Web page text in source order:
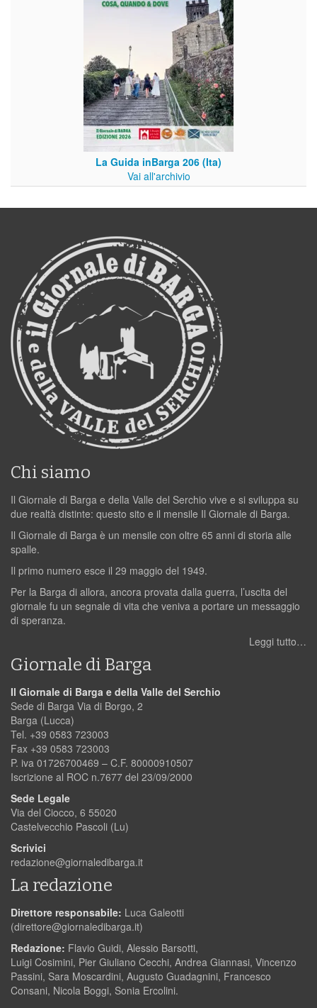
La Guida inBarga 206 (Ita)
Vai all'archivio
Chi siamo
Il Giornale di Barga e della Valle del Serchio vive e si sviluppa su
due realtà distinte: questo sito e il mensile Il Giornale di Barga.
Il Giornale di Barga è un mensile con oltre 65 anni di storia alle
spalle.
Il primo numero esce il 29 maggio del 1949.
Per la Barga di allora, ancora provata dalla guerra, l’uscita del
giornale fu un segnale di vita che veniva a portare un messaggio
di speranza.
Leggi tutto…
Giornale di Barga
Il Giornale di Barga e della Valle del Serchio
Sede di Barga Via di Borgo, 2
Barga (Lucca)
Tel. +39 0583 723003
Fax +39 0583 723003
P. iva 01726700469 – C.F. 80000910507
Iscrizione al ROC n.7677 del 23/09/2000
Sede Legale
Via del Ciocco, 6 55020
Castelvecchio Pascoli (Lu)
Scrivici
redazione@giornaledibarga.it
La redazione
Direttore responsabile: Luca Galeotti
(direttore@giornaledibarga.it)
Redazione: Flavio Guidi, Alessio Barsotti,
Luigi Cosimini, Pier Giuliano Cecchi, Andrea Giannasi, Vincenzo
Passini, Sara Moscardini, Augusto Guadagnini, Francesco
Consani, Nicola Boggi, Sonia Ercolini.